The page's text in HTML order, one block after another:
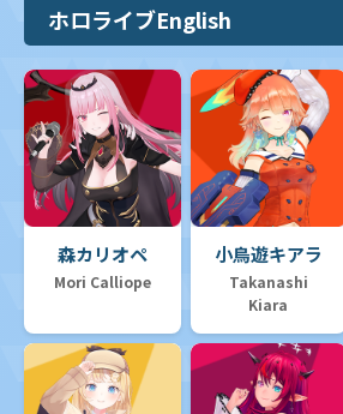
ホロライブEnglish
森カリオペ
Mori Calliope
小鳥遊キアラ
Takanashi
Kiara